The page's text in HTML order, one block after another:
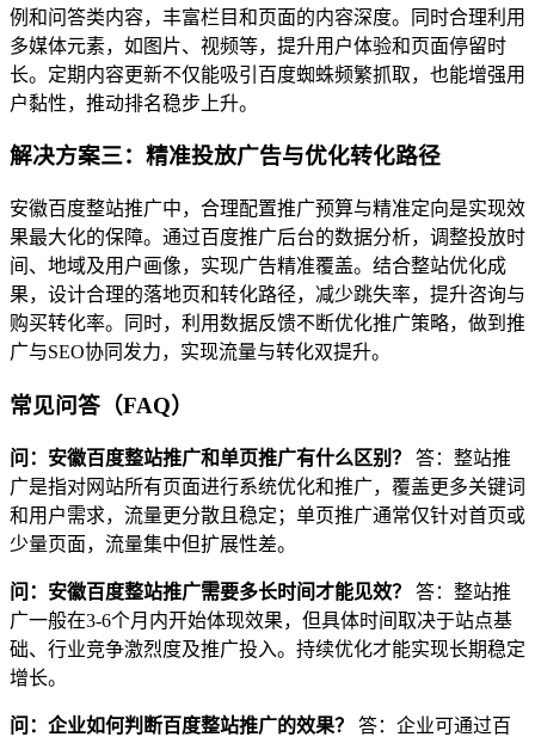
例和问答类内容，丰富栏目和页面的内容深度。同时合理利用
多媒体元素，如图片、视频等，提升用户体验和页面停留时
长。定期内容更新不仅能吸引百度蜘蛛频繁抓取，也能增强用
户黏性，推动排名稳步上升。
解决方案三：精准投放广告与优化转化路径
安徽百度整站推广中，合理配置推广预算与精准定向是实现效
果最大化的保障。通过百度推广后台的数据分析，调整投放时
间、地域及用户画像，实现广告精准覆盖。结合整站优化成
果，设计合理的落地页和转化路径，减少跳失率，提升咨询与
购买转化率。同时，利用数据反馈不断优化推广策略，做到推
广与SEO协同发力，实现流量与转化双提升。
常见问答（FAQ）
问：安徽百度整站推广和单页推广有什么区别？
答：整站推
广是指对网站所有页面进行系统优化和推广，覆盖更多关键词
和用户需求，流量更分散且稳定；单页推广通常仅针对首页或
少量页面，流量集中但扩展性差。
问：安徽百度整站推广需要多长时间才能见效？
答：整站推
广一般在3-6个月内开始体现效果，但具体时间取决于站点基
础、行业竞争激烈度及推广投入。持续优化才能实现长期稳定
增长。
问：企业如何判断百度整站推广的效果？
答：企业可通过百